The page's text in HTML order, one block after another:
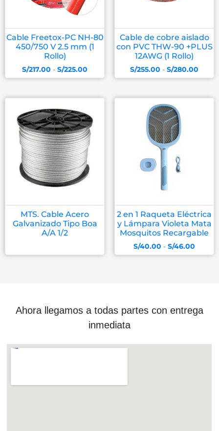
Cable Freetox-PC NH-80
450/750 V 2.5 mm (1
Rollo)
S/217.00 - S/225.00
Cable de cobre aislado
con PVC THW-90 +PLUS
12AWG (1 Rollo)
S/255.00 - S/280.00
MTS. Cable Acero
Galvanizado Tipo Boa
A/A 1/2
2 en 1 Raqueta Eléctrica
y Lámpara Violeta Mata
Mosquitos Recargable
S/40.00 - S/46.00
Ahora llegamos a todas partes con entrega
inmediata